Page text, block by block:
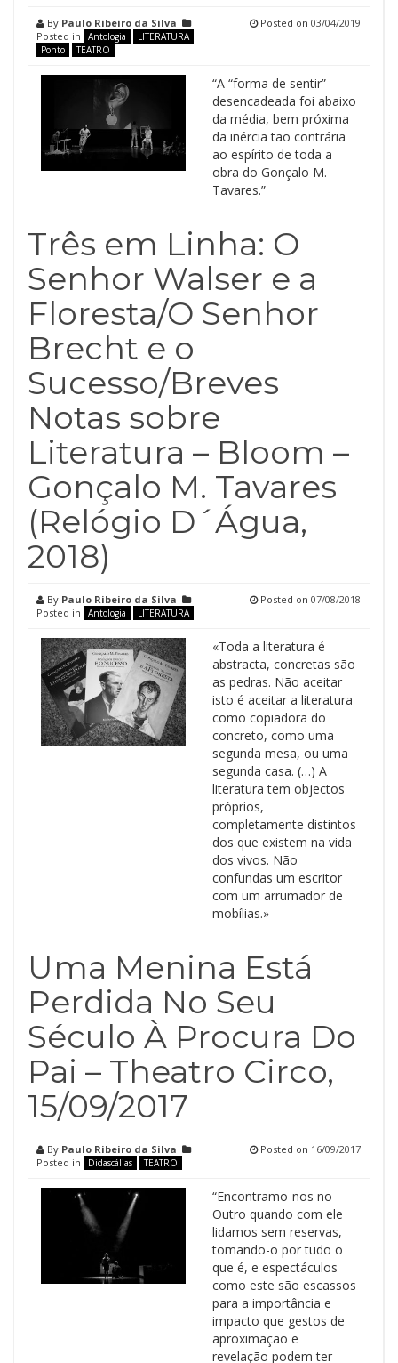
By Paulo Ribeiro da Silva
Posted in
Antologia
LITERATURA
Ponto
TEATRO
Posted on 03/04/2019
“A “forma de sentir”
desencadeada foi abaixo
da média, bem próxima
da inércia tão contrária
ao espírito de toda a
obra do Gonçalo M.
Tavares.”
Três em Linha: O
Senhor Walser e a
Floresta/O Senhor
Brecht e o
Sucesso/Breves
Notas sobre
Literatura – Bloom –
Gonçalo M. Tavares
(Relógio D´Água,
2018)
By Paulo Ribeiro da Silva
Posted in
Antologia LITERATURA
Posted on 07/08/2018
«Toda a literatura é
abstracta, concretas são
as pedras. Não aceitar
isto é aceitar a literatura
como copiadora do
concreto, como uma
segunda mesa, ou uma
segunda casa. (…) A
literatura tem objectos
próprios,
completamente distintos
dos que existem na vida
dos vivos. Não
confundas um escritor
com um arrumador de
mobílias.»
Uma Menina Está
Perdida No Seu
Século À Procura Do
Pai – Theatro Circo,
15/09/2017
By Paulo Ribeiro da Silva
Posted in
Didascálias TEATRO
Posted on 16/09/2017
“Encontramo-nos no
Outro quando com ele
lidamos sem reservas,
tomando-o por tudo o
que é, e espectáculos
como este são escassos
para a importância e
impacto que gestos de
aproximação e
revelação podem ter